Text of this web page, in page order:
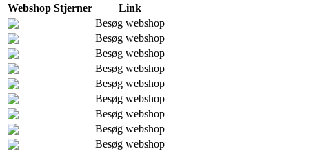
Webshop Stjerner
Link
Besøg webshop
Besøg webshop
Besøg webshop
Besøg webshop
Besøg webshop
Besøg webshop
Besøg webshop
Besøg webshop
Besøg webshop